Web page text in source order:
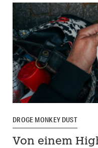
DROGE MONKEY DUST
Von einem